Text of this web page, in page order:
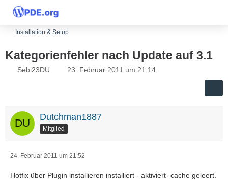
Installation & Setup
Kategorienfehler nach Update auf 3.1
Sebi23DU 23. Februar 2011 um 21:14
Dutchman1887
Mitglied
24. Februar 2011 um 21:52
Hotfix über Plugin installieren installiert - aktiviert- cache geleert.